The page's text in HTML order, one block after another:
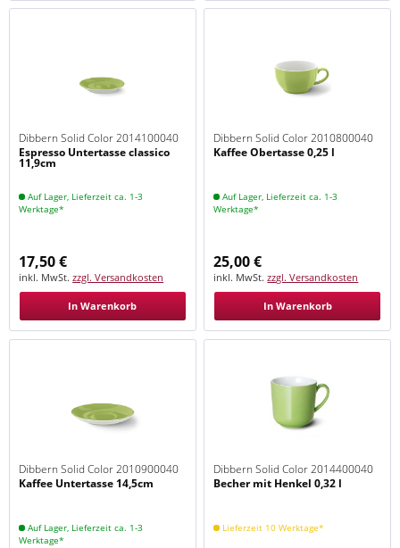
Dibbern Solid Color 2014100040
Maigrün
Espresso Untertasse classico
11,9cm
Auf Lager, Lieferzeit ca. 1-3
Werktage*
17,50 €
inkl. MwSt.zzgl. Versandkosten
In Warenkorb
Dibbern Solid Color 2010800040
Maigrün
Kaffee Obertasse 0,25 l
Auf Lager, Lieferzeit ca. 1-3
Werktage*
25,00 €
inkl. MwSt.zzgl. Versandkosten
In Warenkorb
Dibbern Solid Color 2010900040
Maigrün
Kaffee Untertasse 14,5cm
Auf Lager, Lieferzeit ca. 1-3
Werktage*
Dibbern Solid Color 2014400040
Maigrün
Becher mit Henkel 0,32 l
Lieferzeit 10 Werktage*